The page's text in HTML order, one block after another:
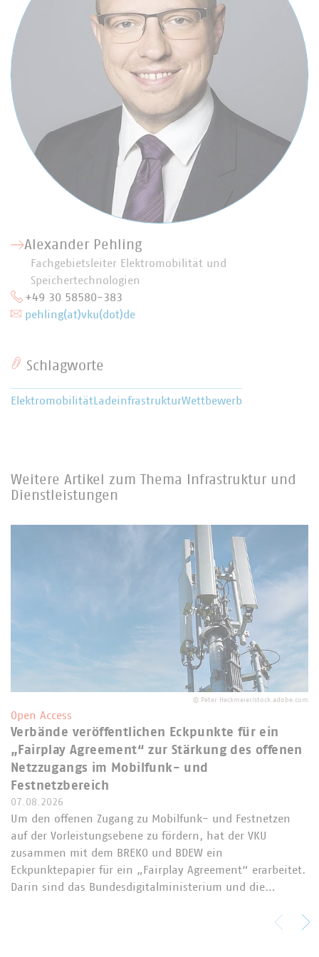
Alexander Pehling
Fachgebietsleiter Elektromobilität und
Speichertechnologien
+49 30 58580-383
pehling(at)vku(dot)de
Schlagworte
Elektromobilität LadeinfrastrukturWettbewerb
Weitere Artikel zum Thema Infrastruktur und
Dienstleistungen
© Peter Heckmeier/stock.adobe.com
Open Access
Verbände veröffentlichen Eckpunkte für ein
„Fairplay Agreement“ zur Stärkung des offenen
Netzzugangs im Mobilfunk- und
Festnetzbereich
07.08.2026
Um den offenen Zugang zu Mobilfunk- und Festnetzen
auf der Vorleistungsebene zu fördern, hat der VKU
zusammen mit dem BREKO und BDEW ein
Eckpunktepapier für ein „Fairplay Agreement“ erarbeitet.
Darin sind das Bundesdigitalministerium und die…